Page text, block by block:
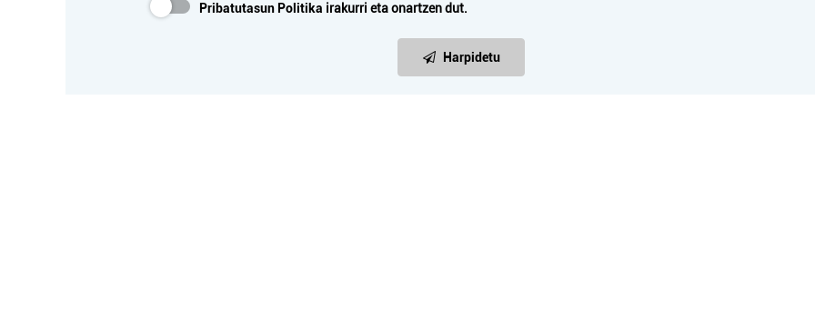
Pribatutasun Politika irakurri eta onartzen dut.
Harpidetu